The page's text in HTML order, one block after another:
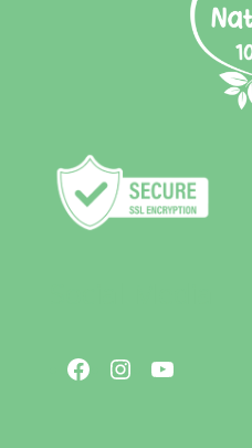
Facebook
Instagram
YouTube